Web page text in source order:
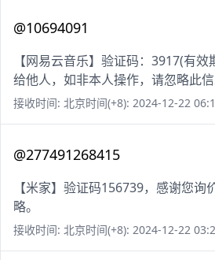
@10694091
【网易云音乐】验证码：3917(有
给他人，如非本人操作，请忽略此信
接收时间: 北京时间(+8): 2024-12-22
@277491268415
【米家】验证码156739，感谢您询
略。
接收时间: 北京时间(+8): 2024-12-22